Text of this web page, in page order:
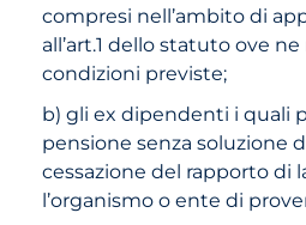
compresi nell’ambito di
all’art.1 dello statuto ove
condizioni previste;
b) gli ex dipendenti i quali
pensione senza soluzione
cessazione del rapporto di
l’organismo o ente di